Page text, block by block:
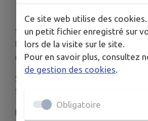
Situé sur la route de Gesvres à
l'unique col de l'ouest d'une
mètres.
Sur la butte sur laquelle se
Sulpice.
La chapelle bâtie sur le versant de
Ce site web utilise des
un petit fichier enregistré sur
lors de la visite sur le site.
Pour en savoir plus, consultez
de gestion des cookies.
Obligatoire